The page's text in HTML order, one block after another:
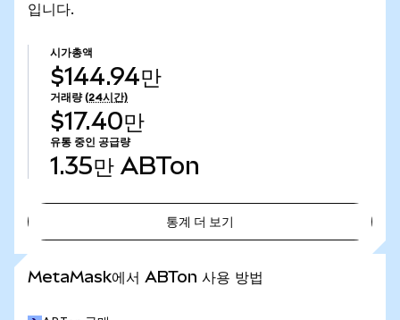
입니다.
시가총액
$144.94만
거래량 (24시간)
$17.40만
유통 중인 공급량
1.35만 ABTon
통계 더 보기
MetaMask에서 ABTon 사용 방법